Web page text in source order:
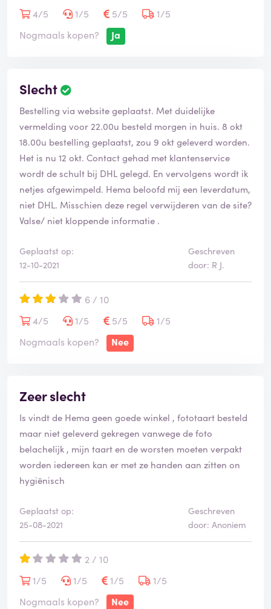
4/5
1/5 5/5
1/5
Nogmaals kopen?
Ja
Slecht
Bestelling via website geplaatst. Met duidelijke
vermelding voor 22.00u besteld morgen in huis. 8 okt
18.00u bestelling geplaatst, zou 9 okt geleverd worden.
Het is nu 12 okt. Contact gehad met klantenservice
wordt de schult bij DHL gelegd. En vervolgens wordt ik
netjes afgewimpeld. Hema beloofd mij een leverdatum,
niet DHL. Misschien deze regel verwijderen van de site?
Valse/ niet kloppende informatie .
Geplaatst op:
12-10-2021
Geschreven
door: R J.
6 / 10
4/5
1/5 5/5
1/5
Nogmaals kopen?
Nee
Zeer slecht
Is vindt de Hema geen goede winkel , fototaart besteld
maar niet geleverd gekregen vanwege de foto
belachelijk , mijn taart en de worsten moeten verpakt
worden iedereen kan er met ze handen aan zitten on
hygiënisch
Geplaatst op:
25-08-2021
Geschreven
door: Anoniem
2 / 10
1/5
1/5 1/5
1/5
Nogmaals kopen?
Nee